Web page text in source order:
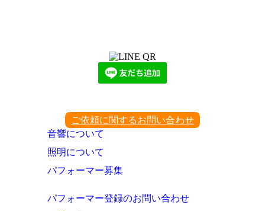
ご依頼に関するお問い合わせ
音響について
照明について
パフォーマー募集
パフォーマー登録のお問い合わせ